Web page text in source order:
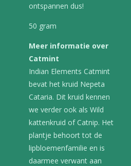
ontspannen dus!
50 gram
Meer informatie over
Catmint
Indian Elements Catmint
bevat het kruid Nepeta
Cataria. Dit kruid kennen
we verder ook als Wild
kattenkruid of Catnip. Het
plantje behoort tot de
lipbloemenfamilie en is
daarmee verwant aan